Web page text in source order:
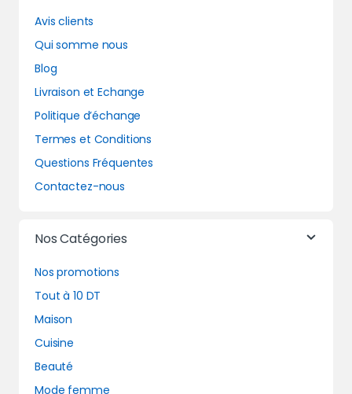
Avis clients
Qui somme nous
Blog
Livraison et Echange
Politique d’échange
Termes et Conditions
Questions Fréquentes
Contactez-nous
Nos Catégories
Nos promotions
Tout à 10 DT
Maison
Cuisine
Beauté
Mode femme